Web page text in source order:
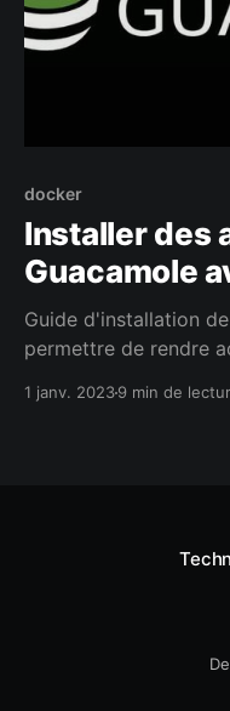
docker
Installer des
Guacamole
Guide d'installation
permettre de rendre
1 janv. 20239 min de